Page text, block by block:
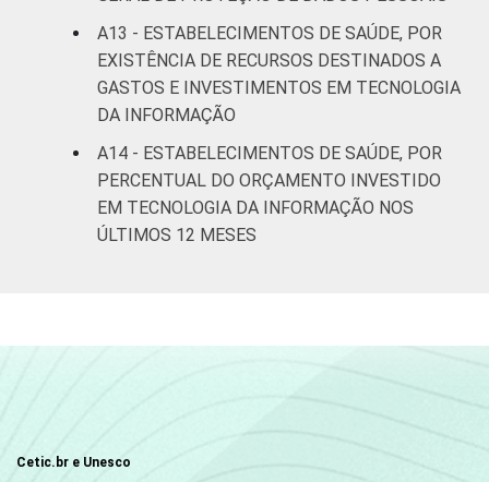
A13 - ESTABELECIMENTOS DE SAÚDE, POR
EXISTÊNCIA DE RECURSOS DESTINADOS A
GASTOS E INVESTIMENTOS EM TECNOLOGIA
DA INFORMAÇÃO
A14 - ESTABELECIMENTOS DE SAÚDE, POR
PERCENTUAL DO ORÇAMENTO INVESTIDO
EM TECNOLOGIA DA INFORMAÇÃO NOS
ÚLTIMOS 12 MESES
Cetic.br e Unesco